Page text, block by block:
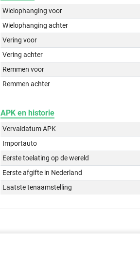
Wielophanging voor
Wielophanging achter
Vering voor
Vering achter
Remmen voor
Remmen achter
APK en historie
Vervaldatum APK
Importauto
Eerste toelating op de wereld
Eerste afgifte in Nederland
Laatste tenaamstelling